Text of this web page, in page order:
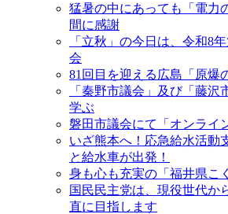
猛暑の中にあっても「電力
間に感謝
「立秋」の今日は、令和8
会
81回目を迎える広島「原爆
「秦野市議会」及び「藤沢
学ぶ
磐田市議会にて「オンライ
いざ熊本へ！応急給水活動
と給水車が出発！
身も心も充実の「福井県こ
国民民主党は、現役世代か
直に目指します